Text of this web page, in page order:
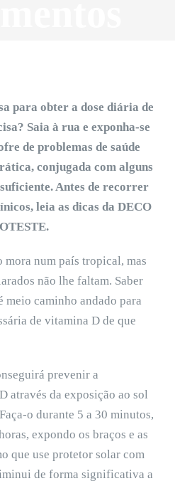
para obter a dose diária de
Saia à rua e exponha-se
de problemas de saúde
conjugada com alguns
Antes de recorrer
leia as dicas da DECO
mora num país tropical, mas
não lhe faltam. Saber
meio caminho andado para
de vitamina D de que
prevenir a
através da exposição ao sol
o durante 5 a 30 minutos,
expondo os braços e as
que use protetor solar com
de forma significativa a